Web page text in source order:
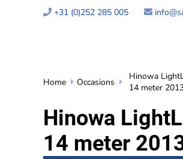
 +31 (0)252 285 005 
Home  Occasions 
Hinowa
14 meter
Hinowa
14 meter